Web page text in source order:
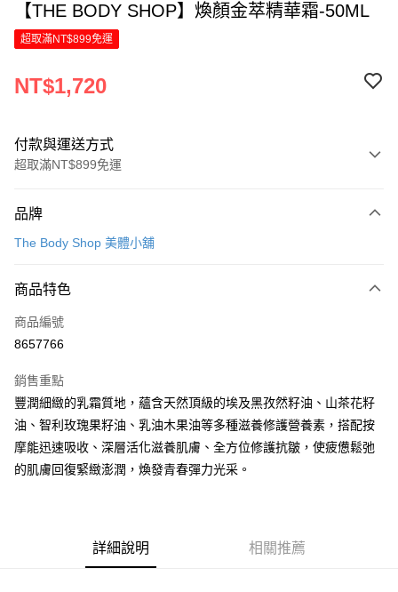
【THE BODY SHOP】煥顏金萃精華霜-50ML
超取滿NT$899免運
NT$1,720
付款與運送方式
超取滿NT$899免運
信用卡一次付款
Apple Pay
街口支付
Google Pay
全盈+PAY
大哥付你分期
相關說明
流程，驗證手機門號後，選擇欲分期的期數、繳款截止日，確認付款後即完
【關於「AFTEE先享後付」】
AFTEE先享後付是「在收到商品之後才付款」的支付方式。 讓您購物簡單
品牌
The Body Shop 美體小舖
商品特色
商品編號
8657766
銷售重點
豐潤細緻的乳霜質地，蘊含天然頂級的埃及黑孜然籽油、山茶花籽
油、智利玫瑰果籽油、乳油木果油等多種滋養修護營養素，搭配按
摩能迅速吸收、深層活化滋養肌膚、全方位修護抗皺，使疲憊鬆弛
的肌膚回復緊緻澎潤，煥發青春彈力光采。
詳細說明 相關推薦